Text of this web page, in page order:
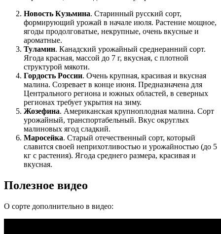
Новость Кузьмина. Старинный русский сорт,
формирующий урожай в начале июля. Растение мощное,
ягоды продолговатые, некрупные, очень вкусные и
ароматные.
Туламин. Канадский урожайный среднеранний сорт.
Ягода красная, массой до 7 г, вкусная, с плотной
структурой мякоти.
Гордость России. Очень крупная, красивая и вкусная
малина. Созревает в конце июня. Предназначена для
Центрального региона и южных областей, в северных
регионах требует укрытия на зиму.
Жозефина. Американская крупноплодная малина. Сорт
урожайный, транспортабельный. Вкус округлых
малиновых ягод сладкий.
Маросейка. Старый отечественный сорт, который
славится своей неприхотливостью и урожайностью (до 5
кг с растения). Ягода среднего размера, красивая и
вкусная.
Полезное видео
О сорте дополнительно в видео: